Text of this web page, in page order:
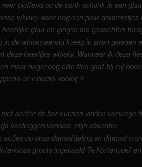
ploffend op de bank schonk ik een
whisky waar nog een paar drammetjes
geur en gingen me gedachten
in de whiskywereld kreeg ik jaren
deze heerlijke whisky. Wanneer ik deze
maar nagenoeg elke fles gaat bij mij
en ruikend voorbij ?
achter de bar kunnen vinden
vastleggen vandaar mijn absentie;.
op onze dansafdeling en ditmaal
groots ingehaald Te Kortenhoef